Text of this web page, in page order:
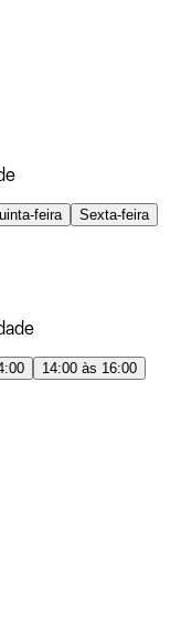
feira
Sexta-feira
14:00 às 16:00